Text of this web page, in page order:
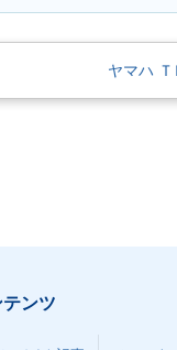
ヤマハ
ンツ